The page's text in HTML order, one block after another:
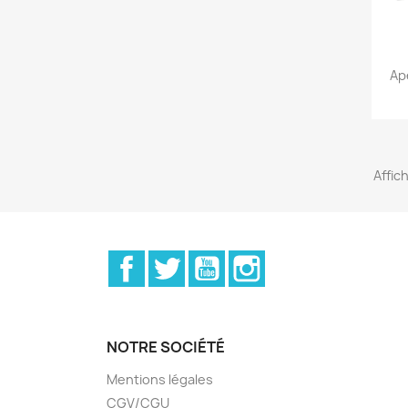
FacebookTwitterYouTube
NOTRE SOCIÉTÉ
Mentions légales
CGV/CGU